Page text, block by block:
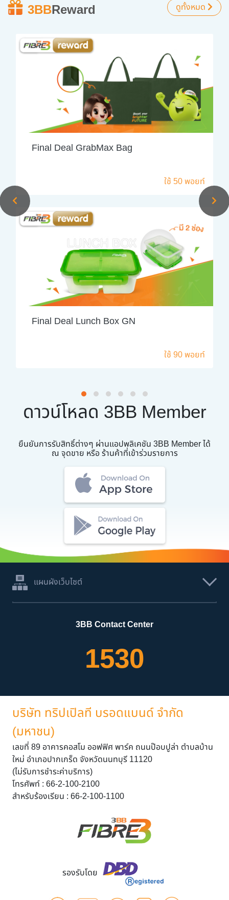
3BBReward ดูทั้งหมด
Final Deal GrabMax Bag
ใช้ 50 พอยท์
Final Deal Lunch Box GN
ใช้ 90 พอยท์
ดาวน์โหลด 3BB Member
ยืนยันการรับสิทธิ์ต่างๆ ผ่านแอปพลิเคชัน 3BB Member ได้
ณ จุดขาย หรือ ร้านค้าที่เข้าร่วมรายการ
แผนผังเว็บไซต์
3BB Contact Center
1530
บริษัท ทริปเปิลที บรอดแบนด์ จำกัด
(มหาชน)
เลขที่ 89 อาคารคอสโม ออฟฟิศ พาร์ค ถนนป๊อบปูล่า ตำบลบ้าน
ใหม่ อำเภอปากเกร็ด จังหวัดนนทบุรี 11120
(ไม่รับการชำระค่าบริการ)
โทรศัพท์ : 66-2-100-2100
สำหรับร้องเรียน : 66-2-100-1100
รองรับโดย